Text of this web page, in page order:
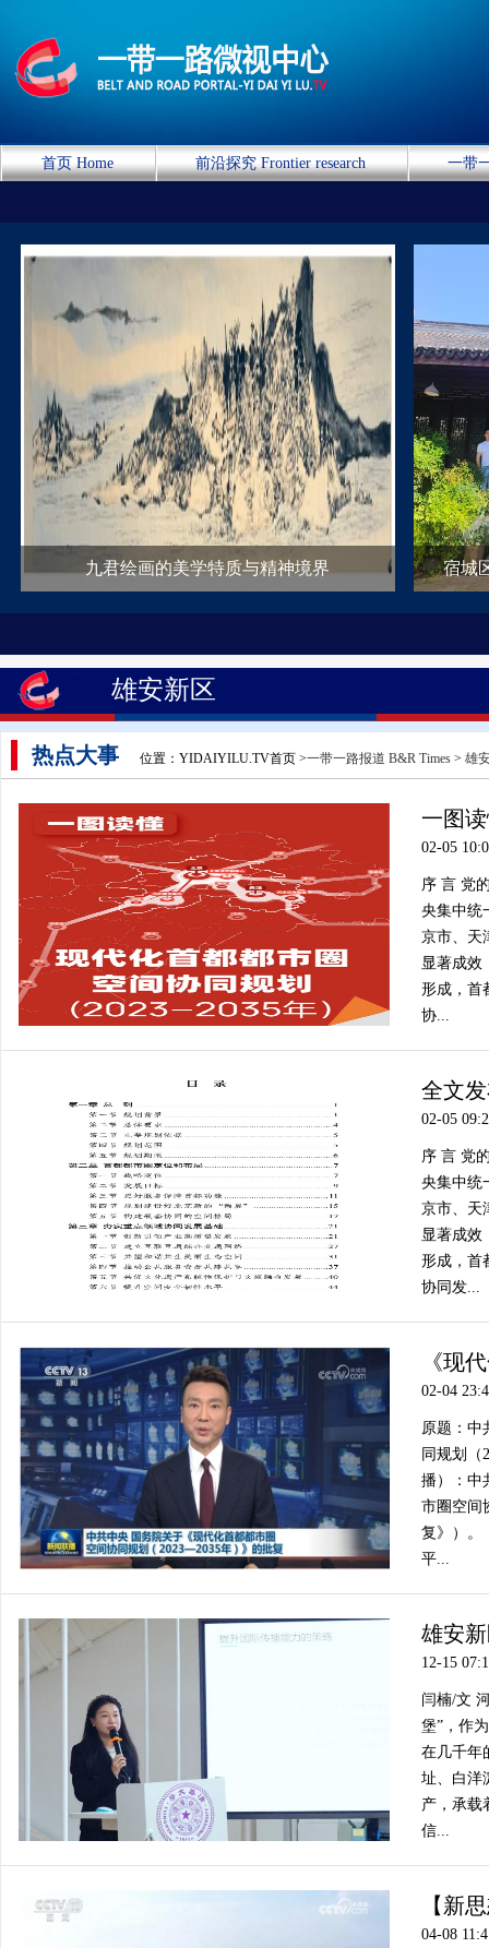
首页 Home 前沿探究 Frontier research 一带
九君绘画的美学特质与精神境界 宿城
雄安新区
热点大事 位置：YIDAIYILU.TV首页 >一带一路报道 B&R Times > 雄
一图
02-05
序 言 党
央集中统
京市、天
显著成效
形成，首
协...
全文
02-05
序 言 党
央集中统
京市、天
显著成效
形成，首
协同发...
《现
02-04
原题：中
同规划（
播）：中
市圈空间
复》）。
平...
雄安
12-15
闫楠/文
堡”，作
在几千年
址、白洋
产，承载
信...
【新
04-08